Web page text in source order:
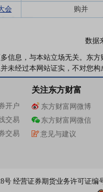
会
购并
数据
信息，与本站立场无关。东
未经过本网站证实，不对您
开户
交易
交易
关注东方财富
东方财富网微博
东方财富网微信
意见与建议
经营证券期货业务许可证编